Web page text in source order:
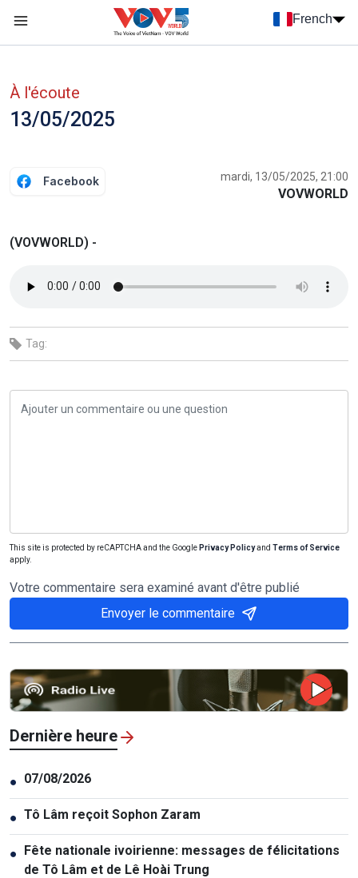
French
À l'écoute
13/05/2025
Facebook mardi, 13/05/2025, 21:00
VOVWORLD
(VOVWORLD) -
Tag:
This site is protected by reCAPTCHA and the Google Privacy Policyand Terms of Service
apply.
Votre commentaire sera examiné avant d'être publié
Envoyer le commentaire
Dernière heure
● 07/08/2026
● Tô Lâm reçoit Sophon Zaram
● Fête nationale ivoirienne: messages de félicitations
de Tô Lâm et de Lê Hoài Trung